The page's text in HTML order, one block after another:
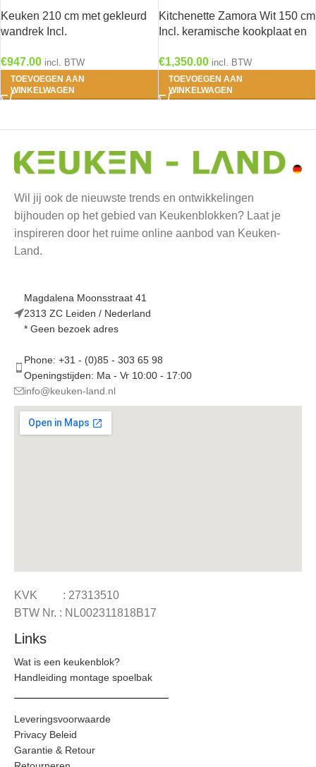
Keuken 210 cm met gekleurd
wandrek Incl.
634
€947.00 incl. BTW
TOEVOEGEN AAN
WINKELWAGEN
Kitchenette Zamora Wit 150 cm
Incl. keramische kookplaat en
€1,350.00 incl. BTW
TOEVOEGEN AAN
WINKELWAGEN
Wil jij ook de nieuwste trends en ontwikkelingen
bijhouden op het gebied van Keukenblokken? Laat je
inspireren door het ruime online aanbod van Keuken-
Land.
Magdalena Moonsstraat 41
2313 ZC Leiden / Nederland
* Geen bezoek adres
Phone: +31 - (0)85 - 303 65 98
Openingstijden: Ma - Vr 10:00 - 17:00
info@keuken-land.nl
KVK : 27313510
BTW Nr. : NL002311818B17
Links
Wat is een keukenblok?
Handleiding montage spoelbak
Leveringsvoorwaarde
Privacy Beleid
Garantie & Retour